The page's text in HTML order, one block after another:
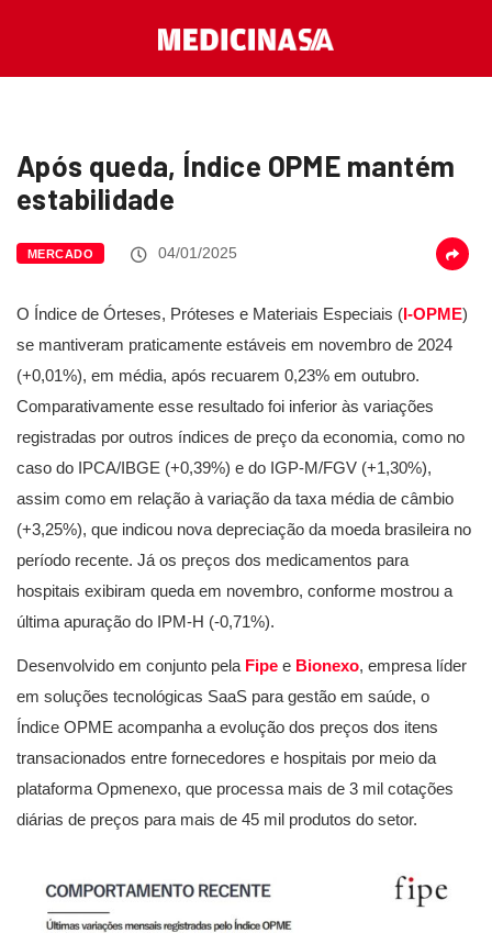
Após queda, Índice OPME mantém
estabilidade
MERCADO 04/01/2025
O Índice de Órteses, Próteses e Materiais Especiais (I-OPME)
se mantiveram praticamente estáveis em novembro de 2024
(+0,01%), em média, após recuarem 0,23% em outubro.
Comparativamente esse resultado foi inferior às variações
registradas por outros índices de preço da economia, como no
caso do IPCA/IBGE (+0,39%) e do IGP-M/FGV (+1,30%),
assim como em relação à variação da taxa média de câmbio
(+3,25%), que indicou nova depreciação da moeda brasileira no
período recente. Já os preços dos medicamentos para
hospitais exibiram queda em novembro, conforme mostrou a
última apuração do IPM-H (-0,71%).
Desenvolvido em conjunto pela Fipe e Bionexo, empresa líder
em soluções tecnológicas SaaS para gestão em saúde, o
Índice OPME acompanha a evolução dos preços dos itens
transacionados entre fornecedores e hospitais por meio da
plataforma Opmenexo, que processa mais de 3 mil cotações
diárias de preços para mais de 45 mil produtos do setor.